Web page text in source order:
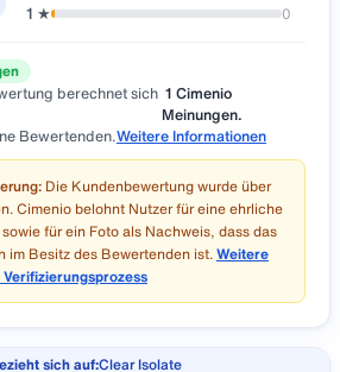
1 ★ 0
berechnet sich 1 Cimenio
Meinungen.
Bewertenden.Weitere Informationen
Die Kundenbewertung wurde über
Cimenio belohnt Nutzer für eine ehrliche
für ein Foto als Nachweis, dass das
im Besitz des Bewertenden ist. Weitere
sich auf:Clear Isolate